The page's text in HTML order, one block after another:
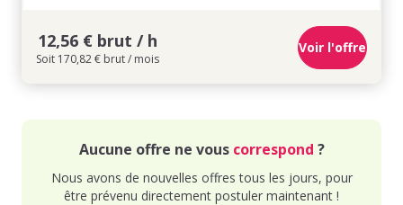
12,56 € brut / h
Soit 170,82 € brut / mois
Voir l'offre
Aucune offre ne vous correspond ?
Nous avons de nouvelles offres tous les jours, pour
être prévenu directement postuler maintenant !